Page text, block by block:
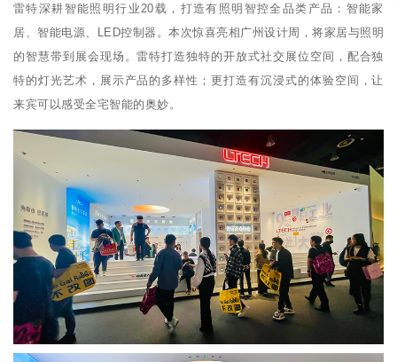
雷特深耕智能照明行业20载，打造有照明智控全品类产品：智能家
居、智能电源、LED控制器。本次惊喜亮相广州设计周，将家居与照明
的智慧带到展会现场。雷特打造独特的开放式社交展位空间，配合独
特的灯光艺术，展示产品的多样性；更打造有沉浸式的体验空间，让
来宾可以感受全宅智能的奥妙。